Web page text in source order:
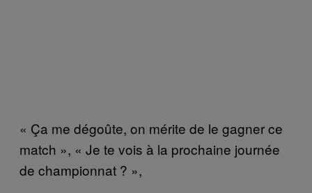
« Ça me dégoûte, on mérite de le gagner ce
match », « Je te vois à la prochaine journée
de championnat ? »,